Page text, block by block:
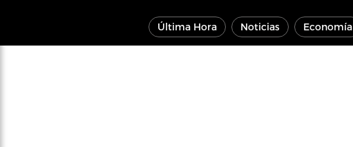
Última Hora Noticias Economía